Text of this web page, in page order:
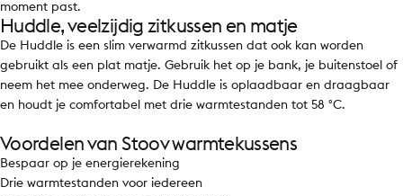
moment past.
Huddle, veelzijdig zitkussen en matje
De Huddle is een slim verwarmd zitkussen dat ook kan worden
gebruikt als een plat matje. Gebruik het op je bank, je buitenstoel of
neem het mee onderweg. De Huddle is oplaadbaar en draagbaar
en houdt je comfortabel met drie warmtestanden tot 58 °C.
Voordelen van Stoov warmtekussens
Bespaar op je energierekening
Drie warmtestanden voor iedereen